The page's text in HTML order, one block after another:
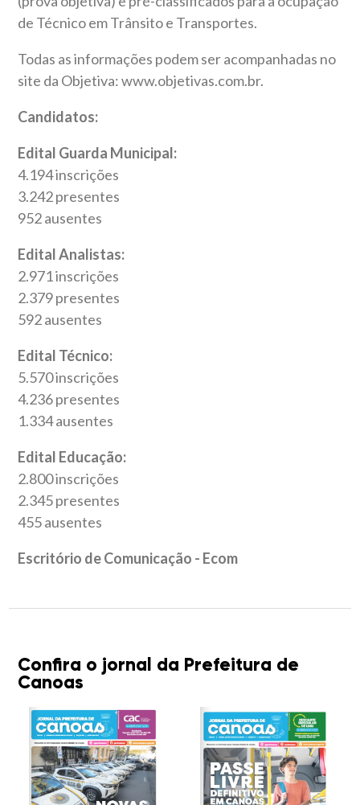
de Técnico em Trânsito e Transportes.
Todas as informações podem ser acompanhadas no
site da Objetiva: www.objetivas.com.br.
Candidatos:
Edital Guarda Municipal:
4.194 inscrições
3.242 presentes
952 ausentes
Edital Analistas:
2.971 inscrições
2.379 presentes
592 ausentes
Edital Técnico:
5.570 inscrições
4.236 presentes
1.334 ausentes
Edital Educação:
2.800 inscrições
2.345 presentes
455 ausentes
Escritório de Comunicação - Ecom
Confira o jornal da Prefeitura de
Canoas